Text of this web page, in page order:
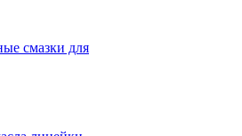
смазки для